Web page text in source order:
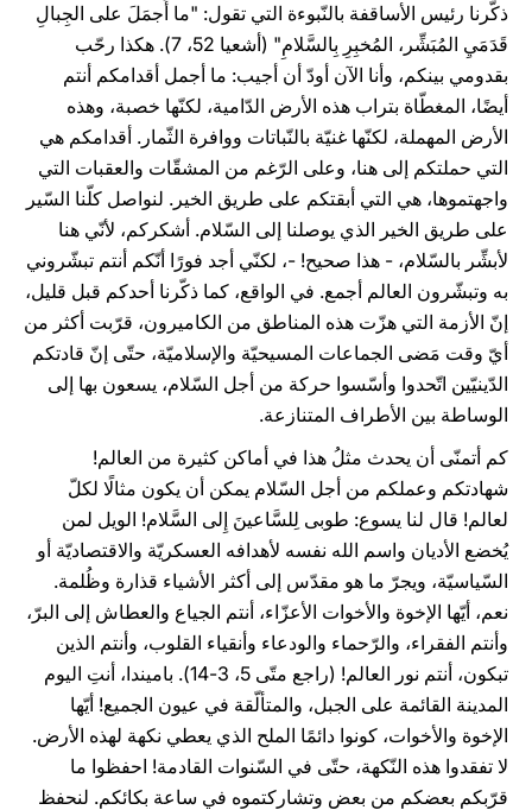
ذكّرنا رئيس الأساقفة بالنّبوءة التي تقول: "ما أَجمَلَ على الجِبالِ
قَدَمَيِ المُبَشِّر، المُخبِرِ بِالسَّلامِ" (أشعيا 52، 7). هكذا رحّب
بقدومي بينكم، وأنا الآن أودّ أن أجيب: ما أجمل أقدامكم أنتم
أيضًا، المغطّاة بتراب هذه الأرض الدّامية، لكنّها خصبة، وهذه
الأرض المهملة، لكنّها غنيّة بالنّباتات ووافرة الثّمار. أقدامكم هي
التي حملتكم إلى هنا، وعلى الرّغم من المشقّات والعقبات التي
واجهتموها، هي التي أبقتكم على طريق الخير. لنواصل كلّنا السّير
على طريق الخير الذي يوصلنا إلى السّلام. أشكركم، لأنّي هنا
لأبشِّر بالسّلام، - هذا صحيح! -، لكنّي أجد فورًا أنّكم أنتم تبشّروني
به وتبشّرون العالم أجمع. في الواقع، كما ذكّرنا أحدكم قبل قليل،
إنّ الأزمة التي هزّت هذه المناطق من الكاميرون، قرّبت أكثر من
أيّ وقت مَضى الجماعات المسيحيّة والإسلاميّة، حتّى إنّ قادتكم
الدّينيّين اتّحدوا وأسّسوا حركة من أجل السّلام، يسعون بها إلى
الوساطة بين الأطراف المتنازعة.
كم أتمنّى أن يحدث مثلُ هذا في أماكن كثيرة من العالم!
شهادتكم وعملكم من أجل السّلام يمكن أن يكون مثالًا لكلّ
لعالم! قال لنا يسوع: طوبى لِلسَّاعينَ إِلى السَّلام! الويل لمن
يُخضع الأديان واسم الله نفسه لأهدافه العسكريّة والاقتصاديّة أو
السّياسيّة، ويجرّ ما هو مقدّس إلى أكثر الأشياء قذارة وظُلمة.
نعم، أيّها الإخوة والأخوات الأعزّاء، أنتم الجياع والعطاش إلى البرّ،
وأنتم الفقراء، والرّحماء والودعاء وأنقياء القلوب، وأنتم الذين
تبكون، أنتم نور العالم! (راجع متّى 5، 3-14). باميندا، أنتِ اليوم
المدينة القائمة على الجبل، والمتألّقة في عيون الجميع! أيّها
الإخوة والأخوات، كونوا دائمًا الملح الذي يعطي نكهة لهذه الأرض.
لا تفقدوا هذه النّكهة، حتّى في السّنوات القادمة! احفظوا ما
قرّبكم بعضكم من بعض وتشاركتموه في ساعة بكائكم. لنحفظ